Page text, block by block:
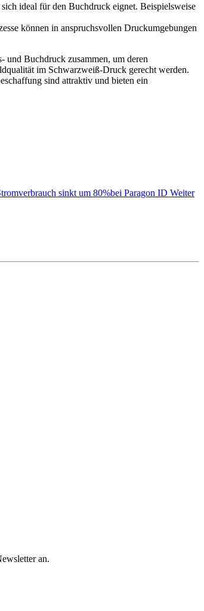
ideal für den Buchdruck eignet. Beispielsweise
können in anspruchsvollen Druckumgebungen
und Buchdruck zusammen, um deren
im Schwarzweiß-Druck gerecht werden.
sind attraktiv und bieten ein
sinkt um 80%bei Paragon ID Weiter
an.